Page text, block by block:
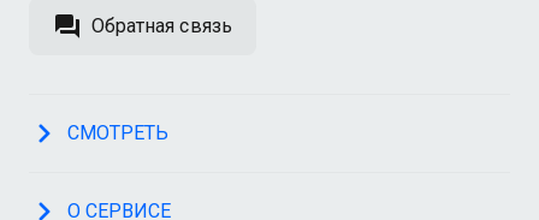
Обратная связь
СМОТРЕТЬ
О СЕРВИСЕ